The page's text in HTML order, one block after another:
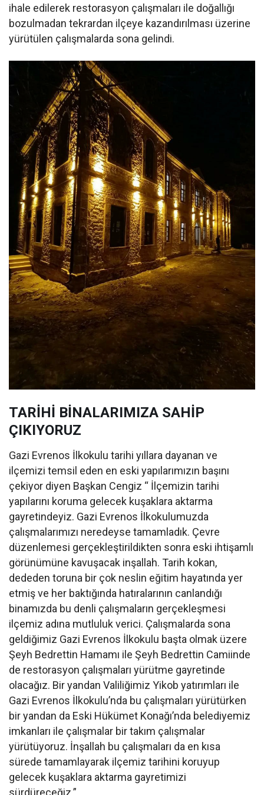
ihale edilerek restorasyon çalışmaları ile doğallığı
bozulmadan tekrardan ilçeye kazandırılması üzerine
yürütülen çalışmalarda sona gelindi.
TARİHİ BİNALARIMIZA SAHİP
ÇIKIYORUZ
Gazi Evrenos İlkokulu tarihi yıllara dayanan ve
ilçemizi temsil eden en eski yapılarımızın başını
çekiyor diyen Başkan Cengiz “ İlçemizin tarihi
yapılarını koruma gelecek kuşaklara aktarma
gayretindeyiz. Gazi Evrenos İlkokulumuzda
çalışmalarımızı neredeyse tamamladık. Çevre
düzenlemesi gerçekleştirildikten sonra eski ihtişamlı
görünümüne kavuşacak inşallah. Tarih kokan,
dededen toruna bir çok neslin eğitim hayatında yer
etmiş ve her baktığında hatıralarının canlandığı
binamızda bu denli çalışmaların gerçekleşmesi
ilçemiz adına mutluluk verici. Çalışmalarda sona
geldiğimiz Gazi Evrenos İlkokulu başta olmak üzere
Şeyh Bedrettin Hamamı ile Şeyh Bedrettin Camiinde
de restorasyon çalışmaları yürütme gayretinde
olacağız. Bir yandan Valiliğimiz Yikob yatırımları ile
Gazi Evrenos İlkokulu’nda bu çalışmaları yürütürken
bir yandan da Eski Hükümet Konağı’nda belediyemiz
imkanları ile çalışmalar bir takım çalışmalar
yürütüyoruz. İnşallah bu çalışmaları da en kısa
sürede tamamlayarak ilçemiz tarihini koruyup
gelecek kuşaklara aktarma gayretimizi
sürdüreceğiz.”